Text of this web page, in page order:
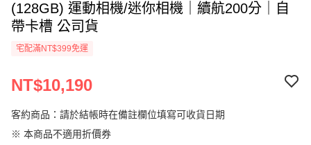
(128GB) 運動相機/迷你相機｜續航200分｜自
帶卡槽 公司貨
宅配滿NT$399免運
NT$10,190
客約商品：請於結帳時在備註欄位填寫可收貨日期
※ 本商品不適用折價券